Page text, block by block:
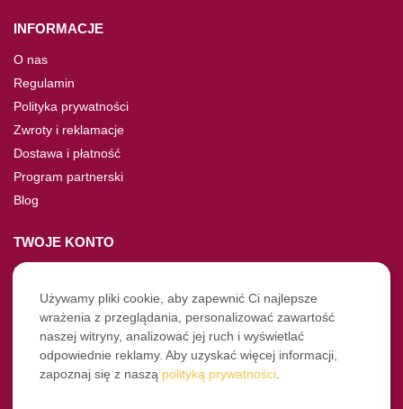
INFORMACJE
O nas
Regulamin
Polityka prywatności
Zwroty i reklamacje
Dostawa i płatność
Program partnerski
Blog
TWOJE KONTO
Moje konto
Nie pamiętasz hasła?
Twoje zamówienia
NASZE SOCIALE
Używamy pliki cookie, aby zapewnić Ci najlepsze
wrażenia z przeglądania, personalizować zawartość
naszej witryny, analizować jej ruch i wyświetlać
odpowiednie reklamy. Aby uzyskać więcej informacji,
zapoznaj się z naszą polityką prywatności